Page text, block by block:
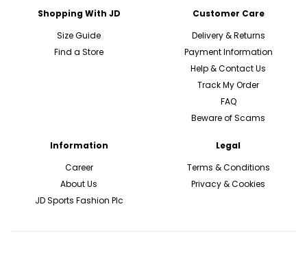
Shopping With JD
Size Guide
Find a Store
Customer Care
Delivery & Returns
Payment Information
Help & Contact Us
Track My Order
FAQ
Beware of Scams
Information
Career
About Us
JD Sports Fashion Plc
Legal
Terms & Conditions
Privacy & Cookies